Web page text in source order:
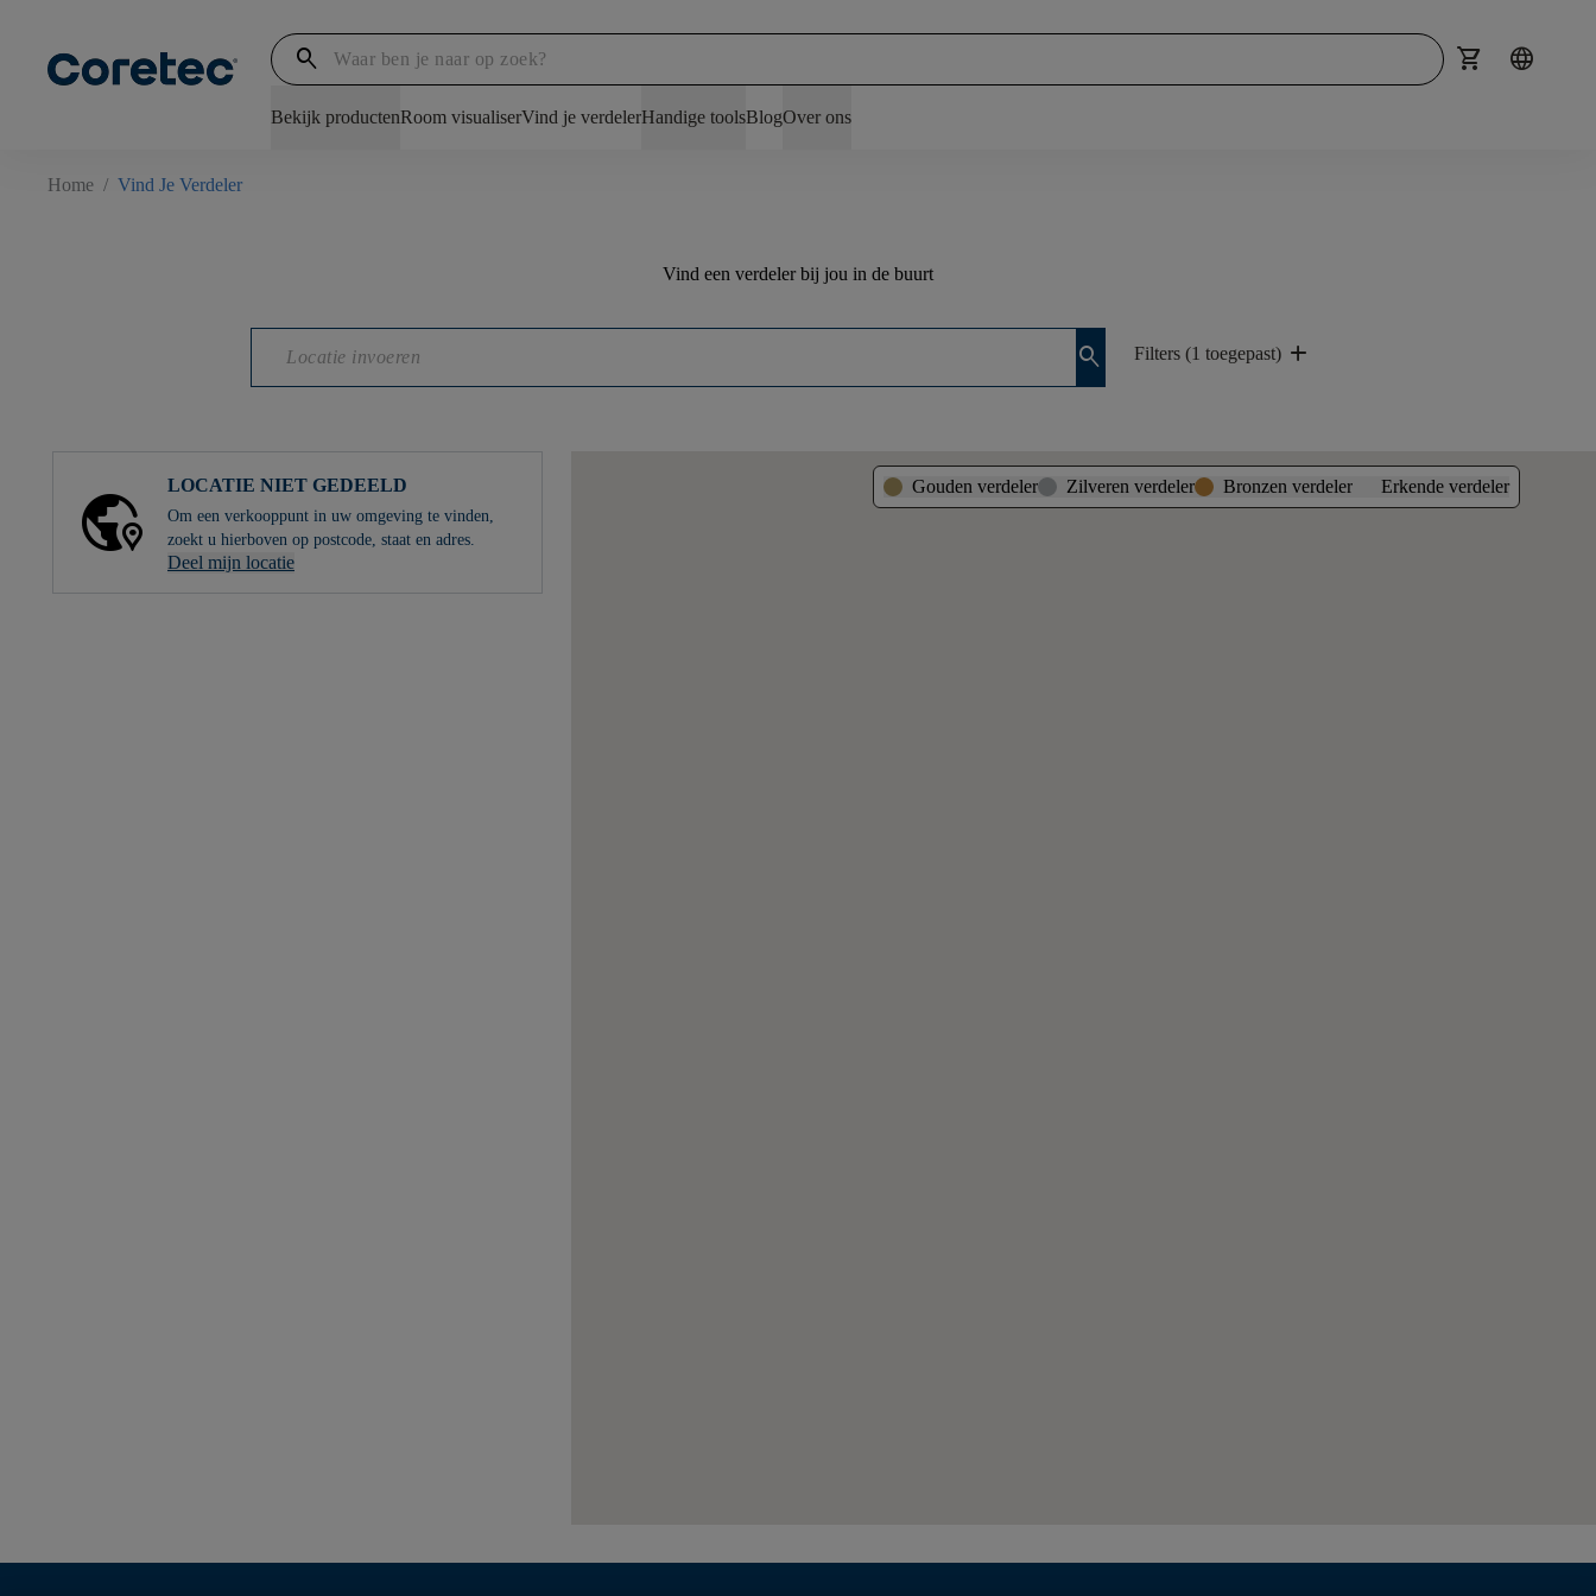
search shopping_cart language
Bekijk productenRoom visualiserVind je verdelerHandige toolsBlogOver ons
Home / Vind Je Verdeler
Vind een verdeler bij jou in de buurt
search Filters (1 toegepast) add
LOCATIE NIET GEDEELD
Om een ​​verkooppunt in uw omgeving te vinden,
zoekt u hierboven op postcode, staat en adres.
Deel mijn locatie
Gouden verdeler Zilveren verdeler Bronzen verdeler Erkende verdeler